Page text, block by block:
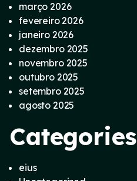
março 2026
fevereiro 2026
janeiro 2026
dezembro 2025
novembro 2025
outubro 2025
setembro 2025
agosto 2025
Categories
eius